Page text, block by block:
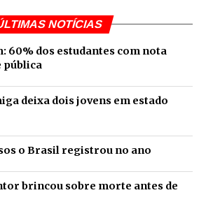
NOTÍCIAS
60% dos estudantes com nota
pública
deixa dois jovens em estado
o Brasil registrou no ano
brincou sobre morte antes de